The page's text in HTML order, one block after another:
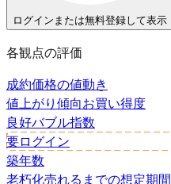
ログインまたは無料登録して表示
各観点の評価
成約価格の値動き
値上がり傾向お買い得度
良好バブル指数
要ログイン
築年数
老朽化売れるまでの想定期間